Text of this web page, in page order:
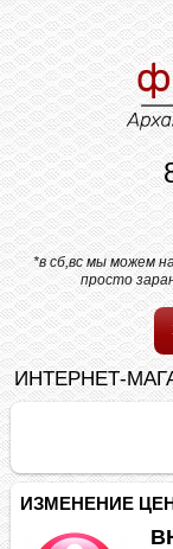
*в сб,вс мы можем
просто
ИНТЕРНЕТ-
ИЗМЕНЕНИЕ